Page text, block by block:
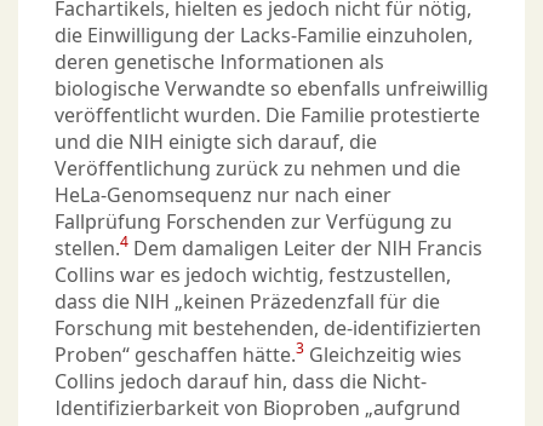
Fachartikels, hielten es jedoch nicht für nötig,
die Einwilligung der Lacks-Familie einzuholen,
deren genetische Informationen als
biologische Verwandte so ebenfalls unfreiwillig
veröffentlicht wurden. Die Familie protestierte
und die NIH einigte sich darauf, die
Veröffentlichung zurück zu nehmen und die
HeLa-Genomsequenz nur nach einer
Fallprüfung Forschenden zur Verfügung zu
stellen.4 Dem damaligen Leiter der NIH Francis
Collins war es jedoch wichtig, festzustellen,
dass die NIH „keinen Präzedenzfall für die
Forschung mit bestehenden, de-identifizierten
Proben“ geschaffen hätte.3 Gleichzeitig wies
Collins jedoch darauf hin, dass die Nicht-
Identifizierbarkeit von Bioproben „aufgrund